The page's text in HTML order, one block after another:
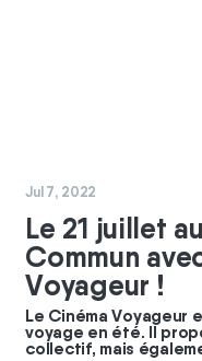
#coopérateurs
Jul 7, 2022
Le 21 juillet
Commun
Voyageur !
Le Cinéma Voyageur
voyage en été. Il
collectif, mais